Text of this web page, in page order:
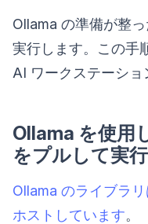
Ollama の準備が整
実行します。この手
AI ワークステーショ
Ollama を使用
をプルして実
Ollama のライブラ
ホストしています。